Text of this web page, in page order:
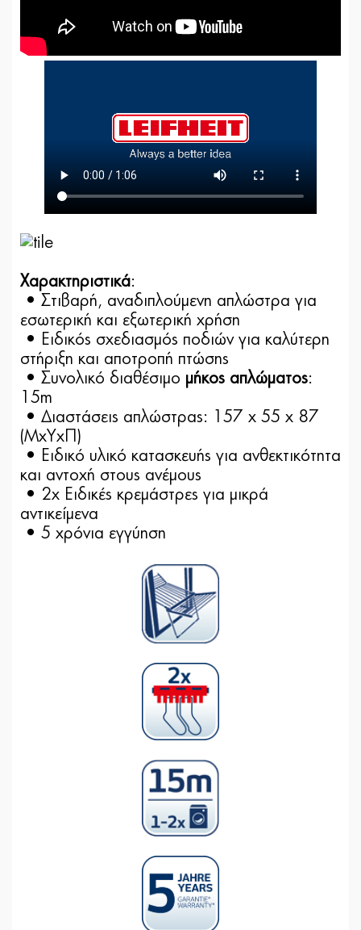
Χαρακτηριστικά:
• Στιβαρή, αναδιπλούμενη απλώστρα για
εσωτερική και εξωτερική χρήση
• Ειδικός σχεδιασμός ποδιών για καλύτερη
στήριξη και αποτροπή πτώσης
• Συνολικό διαθέσιμο μήκος απλώματος:
15m
• Διαστάσεις απλώστρας: 157 x 55 x 87
(ΜxΥxΠ)
• Ειδικό υλικό κατασκευής για ανθεκτικότητα
και αντοχή στους ανέμους
• 2x Ειδικές κρεμάστρες για μικρά
αντικείμενα
• 5 χρόνια εγγύηση